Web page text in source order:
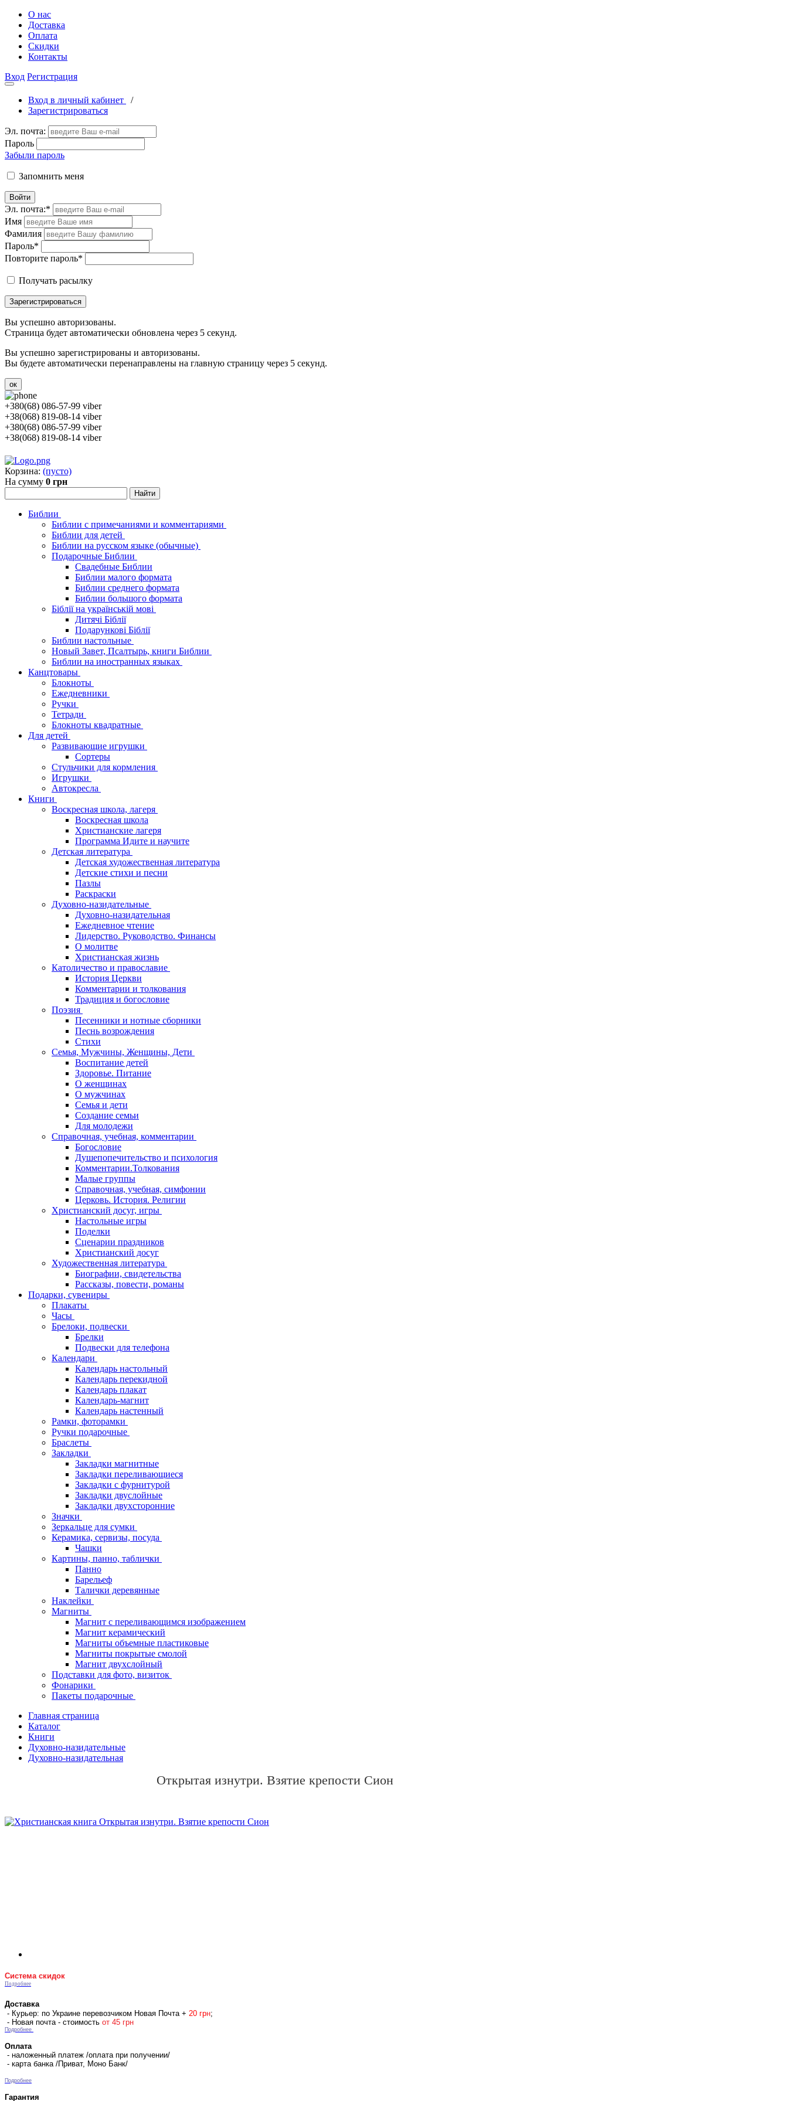
О нас
Доставка
Оплата
Скидки
Контакты
Вход Регистрация
Вход в личный кабинет
/
Зарегистрироваться
Эл. почта:
Пароль
Забыли пароль
Запомнить меня
Войти
Эл. почта:*
Имя
Фамилия
Пароль*
Повторите пароль*
Получать расылку
Зарегистрироваться
Вы успешно авторизованы.
Страница будет автоматически обновлена через 5 секунд.
Вы успешно зарегистрированы и авторизованы.
Вы будете автоматически перенаправлены на главную страницу через 5 секунд.
ок
+380(68) 086-57-99 viber
+38(068) 819-08-14 viber
+380(68) 086-57-99 viber
+38(068) 819-08-14 viber
Корзина: (пусто)
На сумму 0 грн
Библии
Библии с примечаниями и комментариями
Библии для детей
Библии на русском языке (обычные)
Подарочные Библии
Свадебные Библии
Библии малого формата
Библии среднего формата
Библии большого формата
Біблії на українській мові
Дитячі Біблії
Подарункові Біблії
Библии настольные
Новый Завет, Псалтырь, книги Библии
Библии на иностранных языках
Канцтовары
Блокноты
Ежедневники
Ручки
Тетради
Блокноты квадратные
Для детей
Развивающие игрушки
Сортеры
Стульчики для кормления
Игрушки
Автокресла
Книги
Воскресная школа, лагеря
Воскресная школа
Христианские лагеря
Программа Идите и научите
Детская литература
Детская художественная литература
Детские стихи и песни
Пазлы
Раскраски
Духовно-назидательные
Духовно-назидательная
Ежедневное чтение
Лидерство. Руководство. Финансы
О молитве
Христианская жизнь
Католичество и православие
История Церкви
Комментарии и толкования
Традиция и богословие
Поэзия
Песенники и нотные сборники
Песнь возрождения
Стихи
Семья, Мужчины, Женщины, Дети
Воспитание детей
Здоровье. Питание
О женщинах
О мужчинах
Семья и дети
Создание семьи
Для молодежи
Справочная, учебная, комментарии
Богословие
Душепопечительство и психология
Комментарии.Толкования
Малые группы
Справочная, учебная, симфонии
Церковь. История. Религии
Христианский досуг, игры
Настольные игры
Поделки
Сценарии праздников
Христианский досуг
Художественная литература
Биографии, свидетельства
Рассказы, повести, романы
Подарки, сувениры
Плакаты
Часы
Брелоки, подвески
Брелки
Подвески для телефона
Календари
Календарь настольный
Календарь перекидной
Календарь плакат
Календарь-магнит
Календарь настенный
Рамки, фоторамки
Ручки подарочные
Браслеты
Закладки
Закладки магнитные
Закладки переливающиеся
Закладки с фурнитурой
Закладки двуслойные
Закладки двухсторонние
Значки
Зеркальце для сумки
Керамика, сервизы, посуда
Чашки
Картины, панно, таблички
Панно
Барельеф
Талички деревянные
Наклейки
Магниты
Магнит с переливающимся изображением
Магнит керамический
Магниты объемные пластиковые
Магниты покрытые смолой
Магнит двухслойный
Подставки для фото, визиток
Фонарики
Пакеты подарочные
Главная страница
Каталог
Книги
Духовно-назидательные
Духовно-назидательная
Открытая изнутри. Взятие крепости Сион
Система скидок
Подробнее
Доставка
- Курьер: по Украине перевозчиком Новая Почта + 20 грн;
- Новая почта - стоимость от 45 грн
Подробнее
Оплата
- наложенный платеж /оплата при получении/
- карта банка /Приват, Моно Банк/
Подробнее
Гарантия